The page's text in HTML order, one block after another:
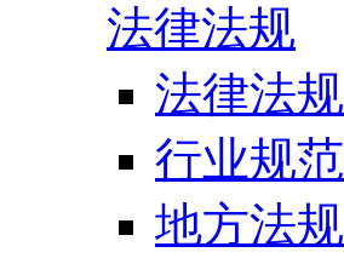
法律法规
法律法规
行业规范
地方法规